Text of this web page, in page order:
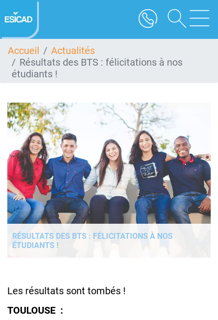
au
contenu
Accueil
Actualités
Résultats des BTS : félicitations à nos
étudiants !
RÉSULTATS DES BTS : FÉLICITATIONS À NOS
ÉTUDIANTS !
Les résultats sont tombés !
TOULOUSE :